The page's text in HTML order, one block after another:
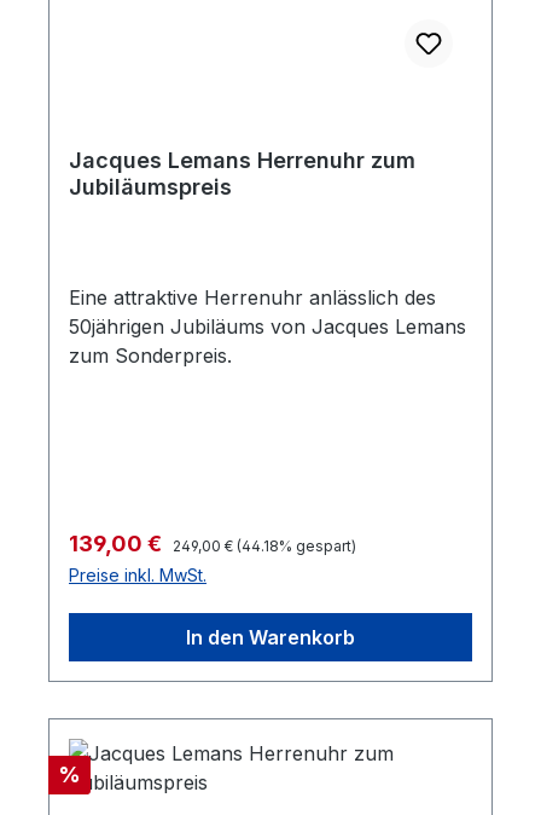
Jacques Lemans Herrenuhr zum
Jubiläumspreis
Eine attraktive Herrenuhr anlässlich des
50jährigen Jubiläums von Jacques Lemans
zum Sonderpreis.
Verkaufspreis:
139,00 € Regulärer Preis:
249,00 € (44.18% gespart)
Preise inkl. MwSt.
In den Warenkorb
Rabatt
%